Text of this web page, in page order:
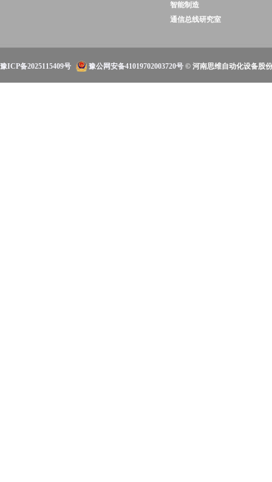
智能制造
通信总线研究室
豫ICP备2025115409号 豫公网安备41019702003720号 © 河南思维自动化设备股